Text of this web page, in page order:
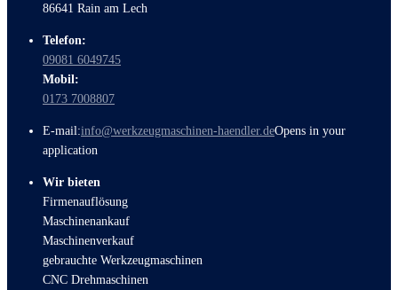
86641 Rain am Lech
Telefon:
09081 6049745
Mobil:
0173 7008807
E-mail:info@werkzeugmaschinen-haendler.deOpens in your
application
Wir bieten
Firmenauflösung
Maschinenankauf
Maschinenverkauf
gebrauchte Werkzeugmaschinen
CNC Drehmaschinen